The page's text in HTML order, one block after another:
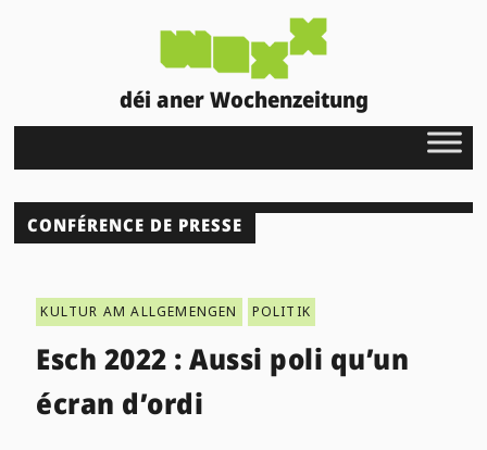
déi aner Wochenzeitung
CONFÉRENCE DE PRESSE
KULTUR AM ALLGEMENGEN POLITIK
Esch 2022 : Aussi poli qu’un
écran d’ordi